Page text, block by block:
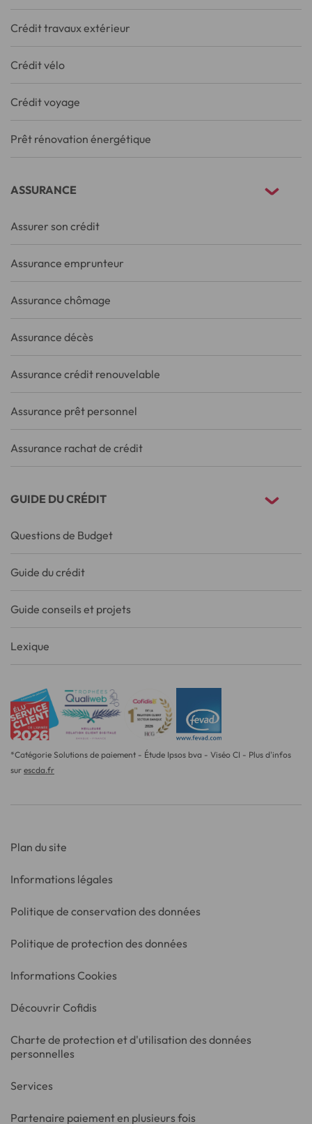
Crédit travaux extérieur
Crédit vélo
Crédit voyage
Prêt rénovation énergétique
ASSURANCE
Assurer son crédit
Assurance emprunteur
Assurance chômage
Assurance décès
Assurance crédit renouvelable
Assurance prêt personnel
Assurance rachat de crédit
GUIDE DU CRÉDIT
Questions de Budget
Guide du crédit
Guide conseils et projets
Lexique
*Catégorie Solutions de paiement - Étude Ipsos bva - Viséo CI - Plus d'infos
sur escda.fr
Plan du site
Informations légales
Politique de conservation des données
Politique de protection des données
Informations Cookies
Découvrir Cofidis
Charte de protection et d'utilisation des données
personnelles
Services
Partenaire paiement en plusieurs fois